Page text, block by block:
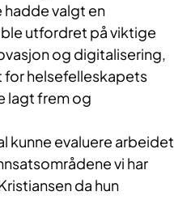
valgt en
utfordret på viktige
og digitalisering,
helsefelleskapets
lagt frem og
kunne evaluere arbeidet
vi har
da hun